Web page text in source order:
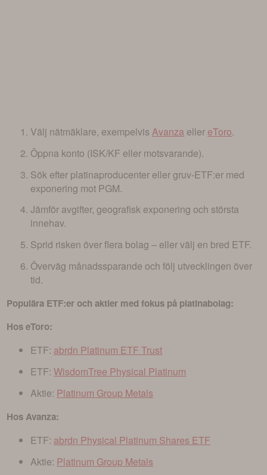
Välj nätmäklare, exempelvisAvanza eller eToro.
Öppna konto (ISK/KF eller motsvarande).
Sök efter platinaproducenter eller gruv-ETF:er med
exponering mot PGM.
Jämför avgifter, geografisk exponering och största
innehav.
Sprid risken över flera bolag – eller välj en bred ETF.
Överväg månadssparande och följ utvecklingen över
tid.
Populära ETF:er och aktier med fokus på platinabolag:
Hos eToro:
ETF: abrdn Platinum ETF Trust
ETF:WisdomTree Physical Platinum
Aktie: Platinum Group Metals
Hos Avanza:
ETF: abrdn Physical Platinum Shares ETF
Aktie: Platinum Group Metals